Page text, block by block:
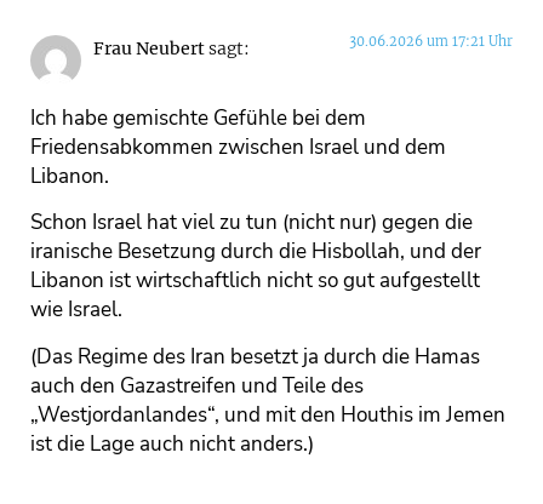
Frau Neubertsagt: 30.06.2026 um 17:21 Uhr
Ich habe gemischte Gefühle bei dem
Friedensabkommen zwischen Israel und dem
Libanon.
Schon Israel hat viel zu tun (nicht nur) gegen die
iranische Besetzung durch die Hisbollah, und der
Libanon ist wirtschaftlich nicht so gut aufgestellt
wie Israel.
(Das Regime des Iran besetzt ja durch die Hamas
auch den Gazastreifen und Teile des
„Westjordanlandes“, und mit den Houthis im Jemen
ist die Lage auch nicht anders.)